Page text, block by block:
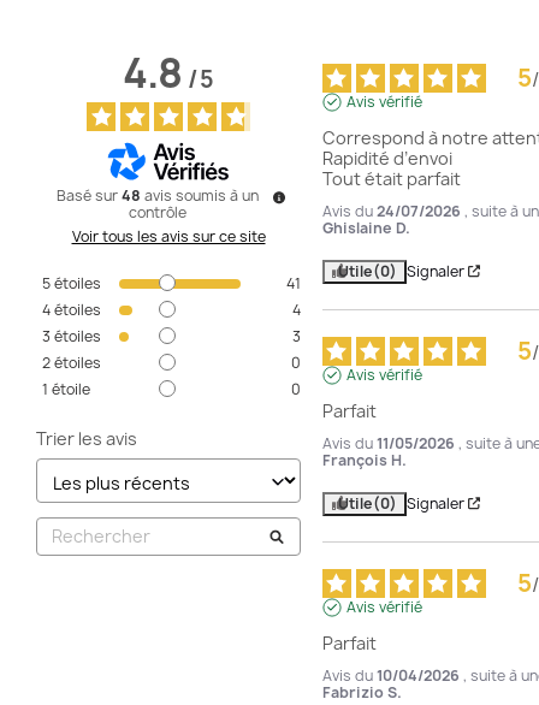
4.8/5
Basé sur48 avis soumis à un
contrôle
Voir tous les avis sur ce site
5étoiles
41
4étoiles
4
3 étoiles
3
2étoiles
0
1 étoile 0
Trier les avis
5/
Avis vérifié
Correspond à notre
Rapidité d’envoi
Tout était parfait
Avis du24/07/2026 , suite à
Ghislaine D.
Utile(0) Signaler
5/
Avis vérifié
Parfait
Avis du11/05/2026 , suite à
François H.
Utile(0) Signaler
5/
Avis vérifié
Parfait
Avis du10/04/2026 , suite à
Fabrizio S.